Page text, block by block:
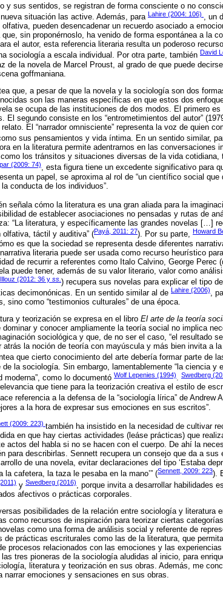
y sus sentidos, se registran de forma consciente o no
situación las active. Además, para Lahire (2004: 106) , un
pueden desencadenar un recuerdo asociado a
sin proponérnoslo, ha venido de forma espontánea a la
el autor, esta referencia literaria resulta un poderoso
sociología a escala individual. Por otra parte, también David
de la novela de Marcel Proust, al grado de que puede
goffmaniana.
que, a pesar de que la novela y la sociología son dos
son las maneras específicas en que estos dos
se ocupa de las instituciones de dos modos. El primero
El segundo consiste en los “entrometimientos del autor”
El “narrador omnisciente” representa la voz de quien
sus pensamientos y vida íntima. En un sentido similar,
en la literatura permite adentrarnos en las conversaciones
los tránsitos y situaciones diversas de la vida cotidiana,
(2009: 74), esta figura tiene un excedente significativo para
un papel, se aproxima al rol de “un científico social
conducta de los individuos”.
señala cómo la literatura es una gran aliada para la
de establecer asociaciones no pensadas y rutas de
“La literatura, y específicamente las grandes novelas […]
táctil y auditiva” (Payá, 2011: 27). Por su parte, Howard
es que la sociedad se representa desde diferentes
literaria puede ser usada como recurso heurístico
de recurrir a referentes como Italo Calvino, George Perec
puede tener, además de su valor literario, valor como
(2012: 36 y ss. ) recupera sus novelas para explicar el tipo
decimonónicas. En un sentido similar al de Lahire (2006),
sino como “testimonios culturales” de una época.
y teorización se expresa en el libro El arte de la teoría
y conocer ampliamente la teoría social no implica
sociológica y que, de no ser el caso, “el resultado
atrás la noción de teoría con mayúscula y más bien invita a
que cierto conocimiento del arte debería formar parte de
la sociología. Sin embargo, lamentablemente “la ciencia y
como lo documentó Wolf Lepenies (1994). Swedberg
que tiene para la teorización creativa el estilo de
referencia a la defensa de la “sociología lírica” de Andrew
a la hora de expresar sus emociones en sus escritos”.
(2009: 223) también ha insistido en la necesidad de cultivar
en que hay ciertas actividades (leáse prácticas) que
actos del habla si no se hacen con el cuerpo. De ahí la
para describirlas. Sennett recupera un consejo que da a sus
de una novela, evitar declaraciones del tipo ‘Estaba
cafetera, la taza le pesaba en la mano’” (Sennett, 2009: 223).
y Swedberg (2016), porque invita a desarrollar habilidades
afectivos o prácticas corporales.
posibilidades de la relación entre sociología y literatura
como recursos de inspiración para teorizar ciertas
como una forma de análisis social y referente de
prácticas escriturales como las de la literatura, que
procesos relacionados con las emociones y las
tres pioneras de la sociología aludidas al inicio, para
literatura y teorización en sus obras. Además, me
narrar emociones y sensaciones en sus obras.